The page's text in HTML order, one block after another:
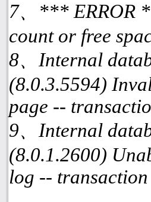
7、*** ERROR
count or free
8、Internal
(8.0.3.5594)
page --
9、Internal
(8.0.1.2600)
log --